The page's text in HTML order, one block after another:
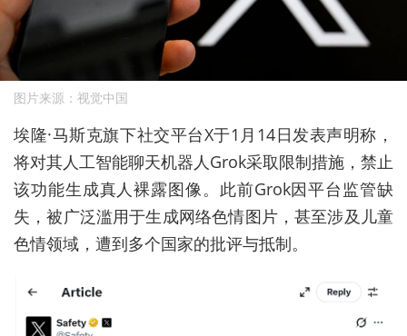
图片来源：视觉中国
埃隆·马斯克旗下社交平台X于1月14日发表声明称，
将对其人工智能聊天机器人Grok采取限制措施，禁止
该功能生成真人裸露图像。此前Grok因平台监管缺
失，被广泛滥用于生成网络色情图片，甚至涉及儿童
色情领域，遭到多个国家的批评与抵制。